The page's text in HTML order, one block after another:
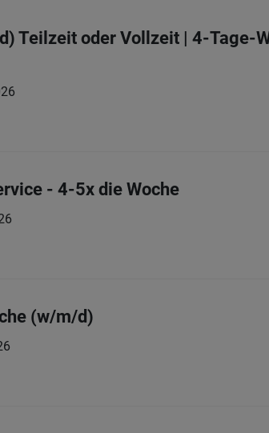
Teilzeit oder Vollzeit | 4-Tage-
- 4-5x die Woche
(w/m/d)